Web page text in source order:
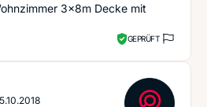
3x8m Decke mit
GEPRÜFT